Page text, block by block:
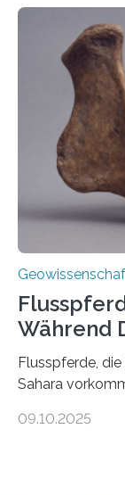
erzeugt durch
Schlote einen
Miriam
Johannes
Team haben
solche
nicht nur
Während
Flusspferde,
Sahara
Knochenfunden
09.10.2025